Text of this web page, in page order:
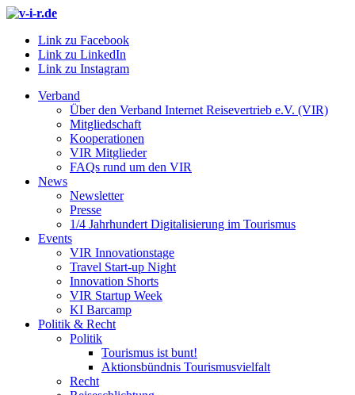
Link zu Facebook
Link zu LinkedIn
Link zu Instagram
Verband
Über den Verband Internet Reisevertrieb e.V. (VIR)
Mitgliedschaft
Kooperationen
VIR Mitglieder
FAQs rund um den VIR
News
Newsletter
Presse
1/4 Jahrhundert Digitalisierung im Tourismus
Events
VIR Innovationstage
Travel Start-up Night
Innovation Shorts
VIR Startup Week
KI Barcamp
Politik & Recht
Politik
Tourismus ist bunt!
Aktionsbündnis Tourismusvielfalt
Recht